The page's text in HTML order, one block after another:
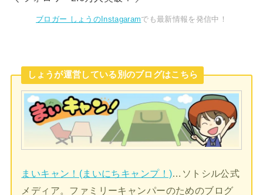
ブロガー しょうのInstagaramでも最新情報を発信中！
しょうが運営している別のブログはこちら
まいキャン！(まいにちキャンプ！)…ソトシル公式
メディア。ファミリーキャンパーのためのブログ